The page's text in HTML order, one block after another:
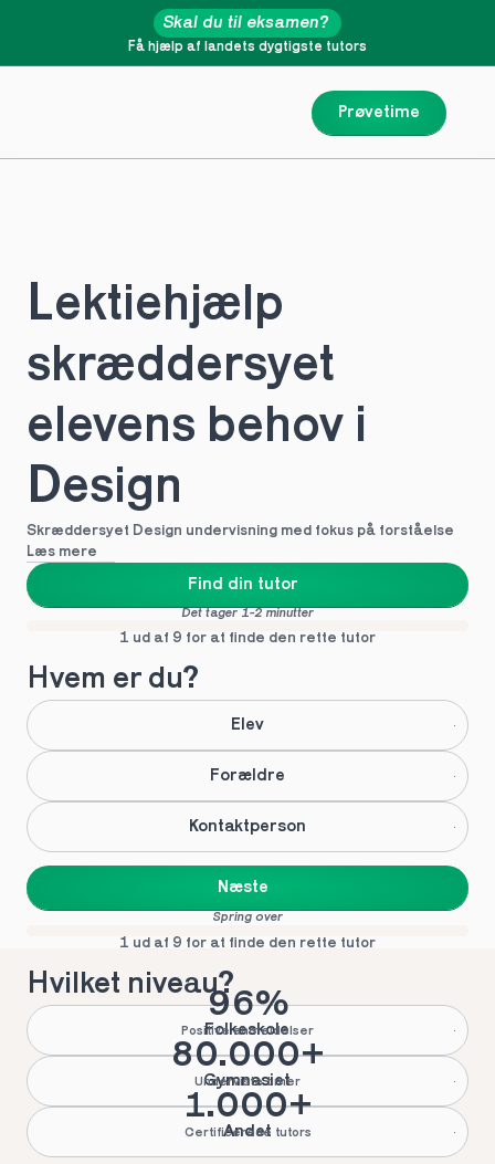
Prøvetime
Få hjælp af landets dygtigste tutors
Skal du til eksamen?
Lektiehjælp
skræddersyet
elevens behov i
Design
Skræddersyet Design undervisning med fokus på forståelse
Læs mere
Find din tutor
Det tager 1-2 minutter
1 ud af 9 for at finde den rette tutor
Hvem er du?
Elev
Forældre
Kontaktperson
Næste
Spring over
1 ud af 9 for at finde den rette tutor
Hvilket niveau?
Folkeskole
Gymnasiet
Andet
96%
Positive anmeldelser
80.000+
Underviste timer
1.000+
Certificerede tutors